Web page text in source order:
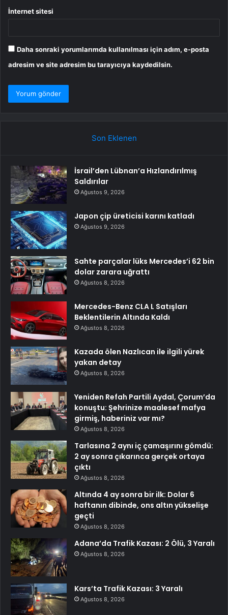
İnternet sitesi
Daha sonraki yorumlarımda kullanılması için adım, e-posta
adresim ve site adresim bu tarayıcıya kaydedilsin.
Son Eklenen
İsrail’den Lübnan’a Hızlandırılmış
Saldırılar
Ağustos 9, 2026
Japon çip üreticisi karını katladı
Ağustos 9, 2026
Sahte parçalar lüks Mercedes’i 62 bin
dolar zarara uğrattı
Ağustos 8, 2026
Mercedes-Benz CLA L Satışları
Beklentilerin Altında Kaldı
Ağustos 8, 2026
Kazada ölen Nazlıcan ile ilgili yürek
yakan detay
Ağustos 8, 2026
Yeniden Refah Partili Aydal, Çorum’da
konuştu: Şehrinize maalesef mafya
girmiş, haberiniz var mı?
Ağustos 8, 2026
Tarlasına 2 aynı iç çamaşırını gömdü:
2 ay sonra çıkarınca gerçek ortaya
çıktı
Ağustos 8, 2026
Altında 4 ay sonra bir ilk: Dolar 6
haftanın dibinde, ons altın yükselişe
geçti
Ağustos 8, 2026
Adana’da Trafik Kazası: 2 Ölü, 3 Yaralı
Ağustos 8, 2026
Kars’ta Trafik Kazası: 3 Yaralı
Ağustos 8, 2026